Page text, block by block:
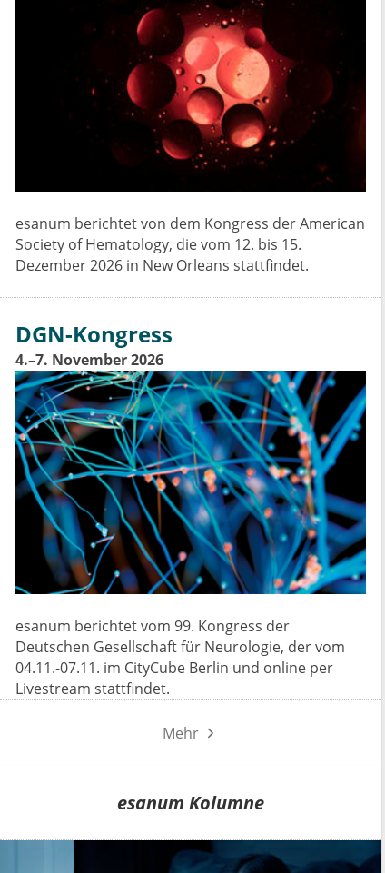
esanum berichtet von dem Kongress der American
Society of Hematology, die vom 12. bis 15.
Dezember 2026 in New Orleans stattfindet.
DGN-Kongress
4.–7. November 2026
esanum berichtet vom 99. Kongress der
Deutschen Gesellschaft für Neurologie, der vom
04.11.-07.11. im CityCube Berlin und online per
Livestream stattfindet.
Mehr
esanum Kolumne